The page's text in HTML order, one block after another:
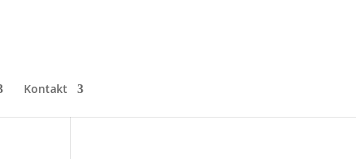
Kontakt